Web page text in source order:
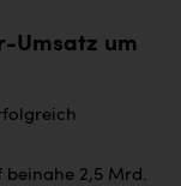
Umsatz um
beinahe 2,5 Mrd.